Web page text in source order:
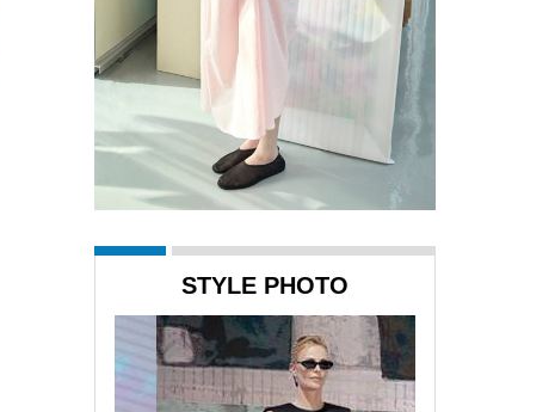
STYLE PHOTO